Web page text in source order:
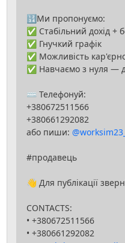
🔢Ми пропонуємо:
✅ Стабільний дохід +
✅ Гнучкий графік
✅ Можливість
✅ Навчаємо з нуля —
⌨️ Телефонуй:
+380672511566
+380661292082
або пиши:
#продавець
👋 Для публікації
CONTACTS:
• +380672511566
• +380661292082